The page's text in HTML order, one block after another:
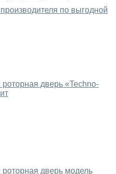
двери фаворит
фаворит?
чат или непосредственно
по выгодной
дверь «Techno-
дверь модель